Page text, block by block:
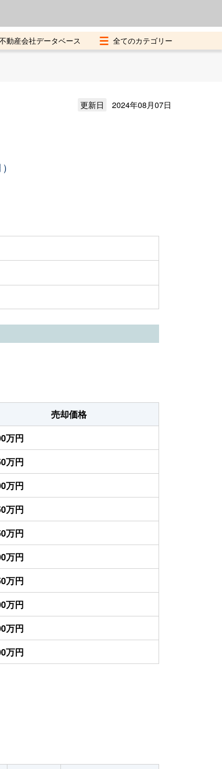
動産会社データベース
更新日 2024年08月07日
売却価格
万円
万円
万円
万円
万円
万円
万円
万円
万円
万円